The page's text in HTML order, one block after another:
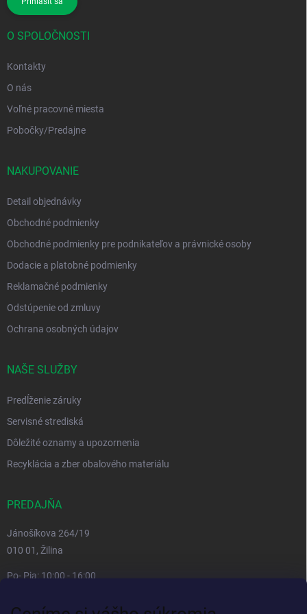
O SPOLOČNOSTI
Kontakty
O nás
Voľné pracovné miesta
Pobočky/Predajne
NAKUPOVANIE
Detail objednávky
Obchodné podmienky
Obchodné podmienky pre podnikateľov a právnické osoby
Dodacie a platobné podmienky
Reklamačné podmienky
Odstúpenie od zmluvy
Ochrana osobných údajov
NAŠE SLUŽBY
Predĺženie záruky
Servisné strediská
Dôležité oznamy a upozornenia
Recyklácia a zber obalového materiálu
PREDAJŇA
Jánošíkova 264/19
010 01, Žilina
Po- Pia: 10:00 - 16:00
So, Ne: zatvorené